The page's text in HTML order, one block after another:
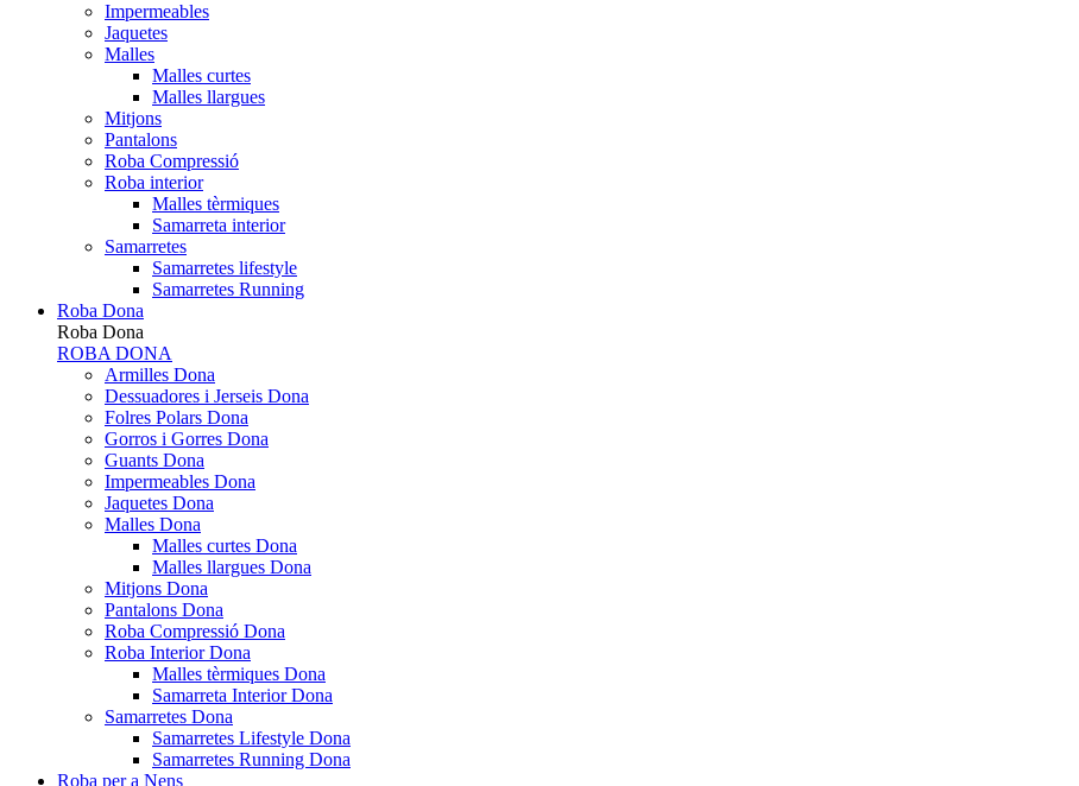
Impermeables
Jaquetes
Malles
Malles curtes
Malles llargues
Mitjons
Pantalons
Roba Compressió
Roba interior
Malles tèrmiques
Samarreta interior
Samarretes
Samarretes lifestyle
Samarretes Running
Roba Dona
Roba Dona
ROBA DONA
Armilles Dona
Dessuadores i Jerseis Dona
Folres Polars Dona
Gorros i Gorres Dona
Guants Dona
Impermeables Dona
Jaquetes Dona
Malles Dona
Malles curtes Dona
Malles llargues Dona
Mitjons Dona
Pantalons Dona
Roba Compressió Dona
Roba Interior Dona
Malles tèrmiques Dona
Samarreta Interior Dona
Samarretes Dona
Samarretes Lifestyle Dona
Samarretes Running Dona
Roba per a Nens